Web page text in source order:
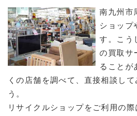
南九州市
ショップ
す。こう
の買取サ
ることが
くの店舗を調べて、直接相談して
う。
リサイクルショップをご利用の際